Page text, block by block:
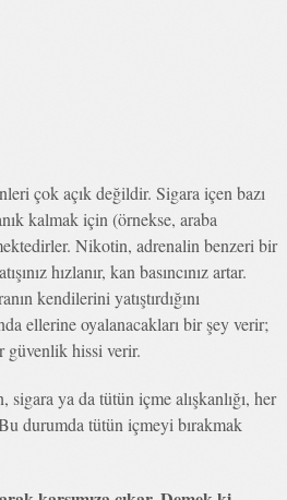
çok açık değildir. Sigara içen bazı
kalmak için (örnekse, araba
Nikotin, adrenalin benzeri bir
hızlanır, kan basıncınız artar.
kendilerini yatıştırdığını
ellerine oyalanacakları bir şey verir;
güvenlik hissi verir.
ya da tütün içme alışkanlığı, her
durumda tütün içmeyi bırakmak